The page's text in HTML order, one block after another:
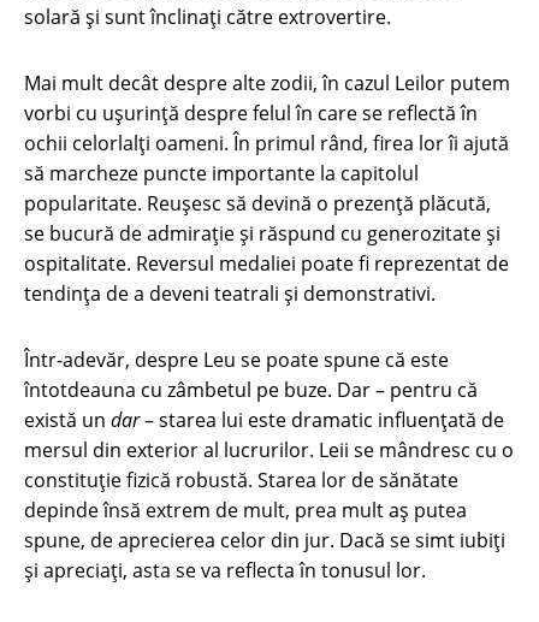
solară și sunt înclinați către extrovertire.
Mai mult decât despre alte zodii, în cazul Leilor putem
vorbi cu ușurință despre felul în care se reflectă în
ochii celorlalți oameni. În primul rând, firea lor îi ajută
să marcheze puncte importante la capitolul
popularitate. Reușesc să devină o prezență plăcută,
se bucură de admirație și răspund cu generozitate și
ospitalitate. Reversul medaliei poate fi reprezentat de
tendința de a deveni teatrali și demonstrativi.
Într-adevăr, despre Leu se poate spune că este
întotdeauna cu zâmbetul pe buze. Dar – pentru că
există un dar– starea lui este dramatic influențată de
mersul din exterior al lucrurilor. Leii se mândresc cu o
constituție fizică robustă. Starea lor de sănătate
depinde însă extrem de mult, prea mult aș putea
spune, de aprecierea celor din jur. Dacă se simt iubiți
și apreciați, asta se va reflecta în tonusul lor.